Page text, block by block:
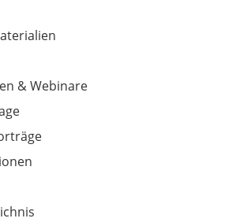
& Webinare